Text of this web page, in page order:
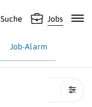
Suche Jobs
Job-Alarm